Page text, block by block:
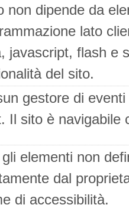
non dipende da
lato
javascript, flash e
del sito.
gestore di
Il sito è navigabile
elementi non
dal
di accessibilità.